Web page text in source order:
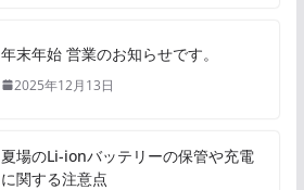
年末年始 営業のお知らせです。
2025年12月13日
夏場のLi-ionバッテリーの保管や充電
に関する注意点